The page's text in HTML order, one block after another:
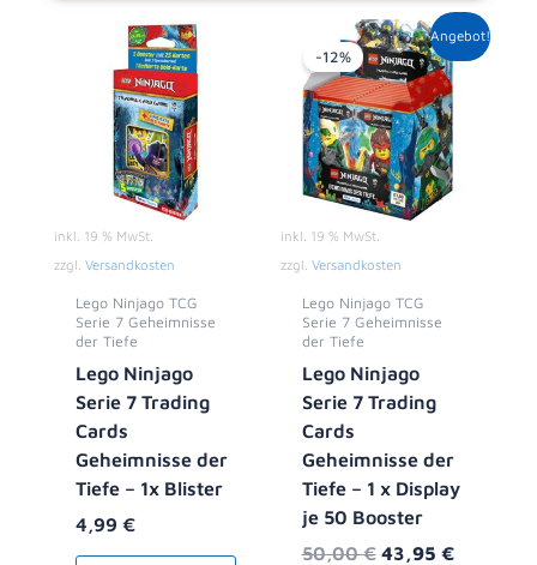
inkl. 19 % MwSt.
zzgl. Versandkosten
Lego Ninjago TCG
Serie 7 Geheimnisse
der Tiefe
Lego Ninjago
Serie 7 Trading
Cards
Geheimnisse der
Tiefe – 1x Blister
4,99 €
Angebot!
-12%
inkl. 19 % MwSt.
zzgl. Versandkosten
Lego Ninjago TCG
Serie 7 Geheimnisse
der Tiefe
Lego Ninjago
Serie 7 Trading
Cards
Geheimnisse der
Tiefe – 1 x Display
je 50 Booster
50,00€
Ursprünglicher
Preis
war:
50,00 €
43,95 €
Aktueller
Preis
ist:
43,95 €.